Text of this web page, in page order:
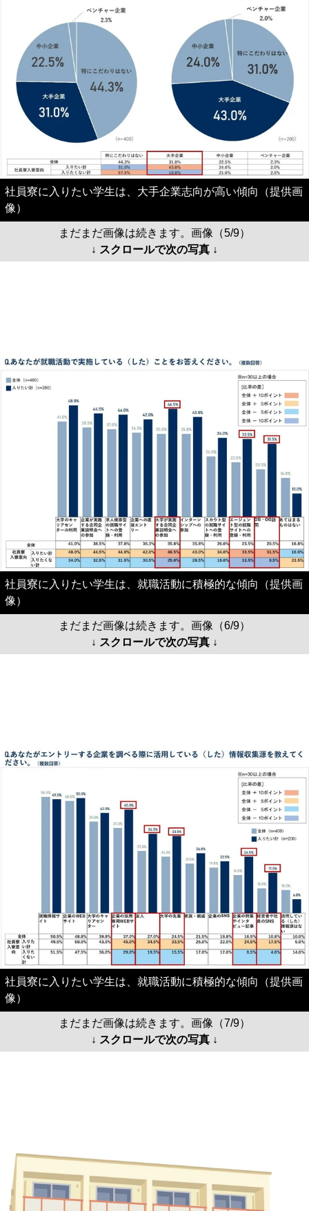
社員寮に入りたい学生は、大手企業志向が高い傾向（提供画
像）
まだまだ画像は続きます。画像（5/9）
↓ スクロールで次の写真 ↓
社員寮に入りたい学生は、就職活動に積極的な傾向（提供画
像）
まだまだ画像は続きます。画像（6/9）
↓ スクロールで次の写真 ↓
社員寮に入りたい学生は、就職活動に積極的な傾向（提供画
像）
まだまだ画像は続きます。画像（7/9）
↓ スクロールで次の写真 ↓